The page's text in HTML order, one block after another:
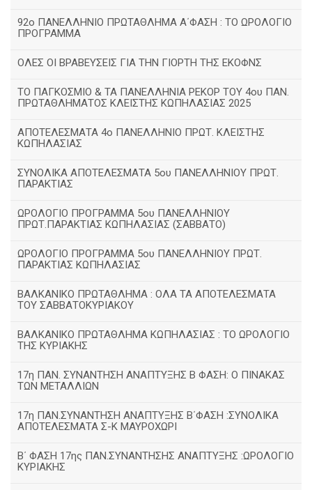
92ο ΠΑΝΕΛΛΗΝΙΟ ΠΡΩΤΑΘΛΗΜΑ Α΄ΦΑΣΗ : ΤΟ ΩΡΟΛΟΓΙΟ
ΠΡΟΓΡΑΜΜΑ
ΟΛΕΣ ΟΙ ΒΡΑΒΕΥΣΕΙΣ ΓΙΑ ΤΗΝ ΓΙΟΡΤΗ ΤΗΣ ΕΚΟΦΝΣ
TΟ ΠΑΓΚΟΣΜΙΟ & ΤΑ ΠΑΝΕΛΛΗΝΙΑ ΡΕΚΟΡ ΤΟΥ 4ου ΠΑΝ.
ΠΡΩΤΑΘΛΗΜΑΤΟΣ ΚΛΕΙΣΤΗΣ ΚΩΠΗΛΑΣΙΑΣ 2025
ΑΠΟΤΕΛΕΣΜΑΤΑ 4ο ΠΑΝΕΛΛΗΝΙΟ ΠΡΩΤ. ΚΛΕΙΣΤΗΣ
ΚΩΠΗΛΑΣΙΑΣ
ΣΥΝΟΛΙΚΑ ΑΠΟΤΕΛΕΣΜΑΤΑ 5ου ΠΑΝΕΛΛΗΝΙΟΥ ΠΡΩΤ.
ΠΑΡΑΚΤΙΑΣ
ΩΡΟΛΟΓΙΟ ΠΡΟΓΡΑΜΜΑ 5ου ΠΑΝΕΛΛΗΝΙΟΥ
ΠΡΩΤ.ΠΑΡΑΚΤΙΑΣ ΚΩΠΗΛΑΣΙΑΣ (ΣΑΒΒΑΤΟ)
ΩΡΟΛΟΓΙΟ ΠΡΟΓΡΑΜΜΑ 5ου ΠΑΝΕΛΛΗΝΙΟΥ ΠΡΩΤ.
ΠΑΡΑΚΤΙΑΣ ΚΩΠΗΛΑΣΙΑΣ
ΒΑΛΚΑΝΙΚΟ ΠΡΩΤΑΘΛΗΜΑ : ΟΛΑ ΤΑ ΑΠΟΤΕΛΕΣΜΑΤΑ
ΤΟΥ ΣΑΒΒΑΤΟΚΥΡΙΑΚΟΥ
ΒΑΛΚΑΝΙΚΟ ΠΡΩΤΑΘΛΗΜΑ ΚΩΠΗΛΑΣΙΑΣ : ΤΟ ΩΡΟΛΟΓΙΟ
ΤΗΣ ΚΥΡΙΑΚΗΣ
17η ΠΑΝ. ΣΥΝΑΝΤΗΣΗ ΑΝΑΠΤΥΞΗΣ Β ΦΑΣΗ: Ο ΠΙΝΑΚΑΣ
ΤΩΝ ΜΕΤΑΛΛΙΩΝ
17η ΠΑΝ.ΣΥΝΑΝΤΗΣΗ ΑΝΑΠΤΥΞΗΣ Β΄ΦΑΣΗ :ΣΥΝΟΛΙΚΑ
ΑΠΟΤΕΛΕΣΜΑΤΑ Σ-Κ ΜΑΥΡΟΧΩΡΙ
B΄ ΦΑΣΗ 17ης ΠΑΝ.ΣΥΝΑΝΤΗΣΗΣ ΑΝΑΠΤΥΞΗΣ :ΩΡΟΛΟΓΙΟ
ΚΥΡΙΑΚΗΣ